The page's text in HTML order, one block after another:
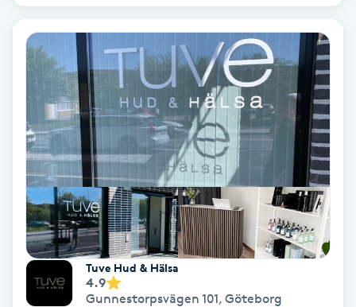
Nagelförlängning
Nagelförlängning akryl
Nagelförlängning gelé
Nagelförlängning glasfiber
Nagelförlängning silke
NagelförstärkningTuve Hud & Hälsa
4.9
Gunnestorpsvägen 101, Göteborg